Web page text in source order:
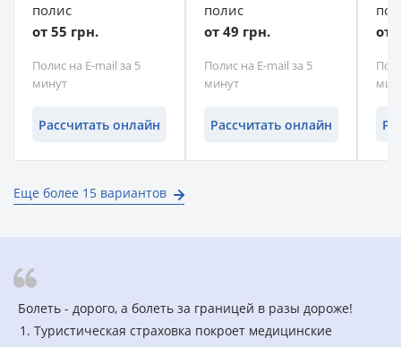
Еще более 15 вариантов
полис
от 55 грн.
Полис на E-mail за 5
минут
Рассчитать онлайн
полис
от 49 грн.
Полис на E-mail за 5
минут
Рассчитать онлайн
от
Болеть - дорого, а болеть за границей в разы дороже!
Туристическая страховка покроет медицинские